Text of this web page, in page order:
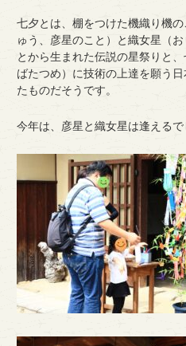
七夕とは、棚をつけた機織り機
ゅう、彦星のこと）と織女星（
とから生まれた伝説の星祭りと
ばたつめ）に技術の上達を願う
たものだそうです。
今年は、彦星と織女星は逢える